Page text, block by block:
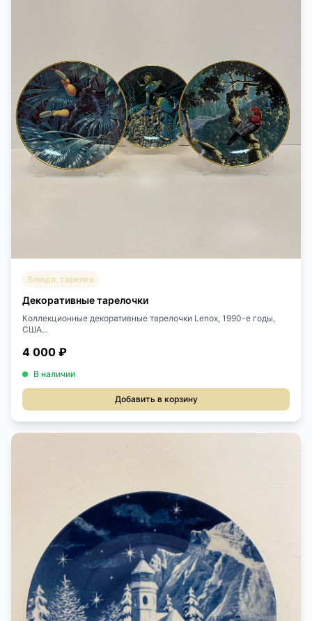
Блюда, тарелки
Декоративные тарелочки
Коллекционные декоративные тарелочки Lenox, 1990-е годы,
США...
4 000 ₽
В наличии
Добавить в корзину